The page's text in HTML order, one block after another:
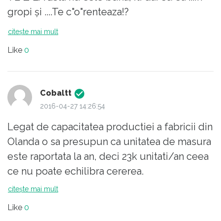
sa incurajam direct producatorul , incurajam
someri nu vor sa munceasca si prefera sa
traiasca din ajutorul social. Avem un potential
enorm dar fara o educatie si politici
coerente, Polonia, Cehia sau Slovacia vor
au planuri de relocare pt in alte tari unde au
gasit piete si mai ieftine ca Serbia,
Macedonia sau Republica Moldova.
gropi și ....Te c"o"renteaza!?
citește mai mult
Like 0
Cobaltt
2016-04-27 14:26:54
Legat de capacitatea productiei a fabricii din
Olanda o sa presupun ca unitatea de masura
este raportata la an, deci 23k unitati/an ceea
ce nu poate echilibra cererea.
In schimb eco-bonusul din tarisoara noastra
citește mai mult
Like 0